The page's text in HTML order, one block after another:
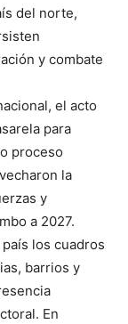
del norte,
y combate
el acto
para
proceso
la
y
a 2027.
los cuadros
barrios y
En